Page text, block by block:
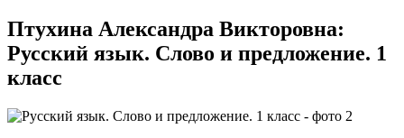
Птухина Александра Викторовна:
Русский язык. Слово и предложение. 1
класс